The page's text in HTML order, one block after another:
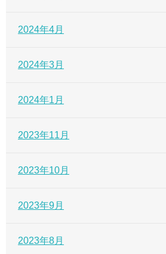
2024年4月
2024年3月
2024年1月
2023年11月
2023年10月
2023年9月
2023年8月